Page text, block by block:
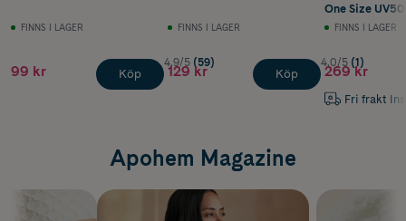
FINNS I LAGER
99 kr Köp
FINNS I LAGER
4.9/5 (59)
129 kr Köp
One Size UV50
FINNS I LAGER
4.0/5 (1)
269 kr
Fri frakt
Apohem Magazine